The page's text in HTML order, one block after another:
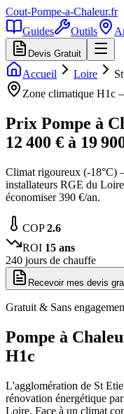
Cout-Pompe-a-Chaleur.fr
Guides
Outils
Devis Gratuit
Accueil Loire
Zone climatique H1c
Prix Pompe à
12 400 € à 19
Climat rigoureux (-18°C)
installateurs RGE du
économiser 390 €/an.
COP2.6
ROI 15 ans
240 jours de chauffe
Recevoir mes devis
Gratuit & Sans
Pompe à
H1c
L'agglomération de St
rénovation énergétique
Loire. Face à un climat